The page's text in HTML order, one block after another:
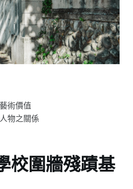
術價值
物之關係
校圍牆殘蹟基